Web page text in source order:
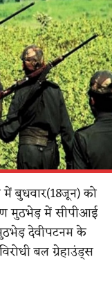
बुधवार(18जून) को
मुठभेड़ में सीपीआई
देवीपटनम के
बल ग्रेहाउंड्स